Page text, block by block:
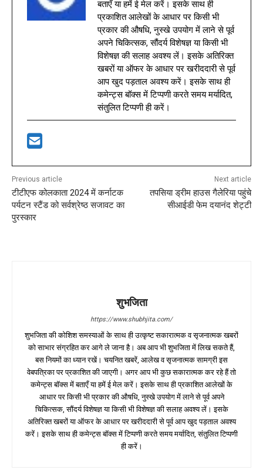
बताएँ या हमें ई मेल करें। इसके साथ ही
प्रकाशित आलेखों के आधार पर किसी भी
प्रकार की औषधि, नुस्खे उपयोग में लाने से पूर्व
अपने चिकित्सक, सौंदर्य विशेषज्ञ या किसी भी
विशेषज्ञ की सलाह अवश्य लें। इसके अतिरिक्त
खबरों या ऑफर के आधार पर खरीददारी से पूर्व
आप खुद पड़ताल अवश्य करें। इसके साथ ही
कमेन्ट्स बॉक्स में टिप्पणी करते समय मर्यादित,
संतुलित टिप्पणी ही करें।
Previous article
टीटीएफ कोलकाता 2024 में कर्नाटक
पर्यटन स्टैंड को सर्वश्रेष्ठ सजावट का
पुरस्कार
Next article
तपसिया ड्रीम हाउस गैलेरिया पहुंचे
सीआईडी फेम दयानंद शेट्टी
शुभजिता
https://www.shubhjita.com/
शुभजिता की कोशिश समस्याओं के साथ ही उत्कृष्ट सकारात्मक व सृजनात्मक खबरों
को साभार संग्रहित कर आगे ले जाना है। अब आप भी शुभजिता में लिख सकते हैं,
बस नियमों का ध्यान रखें। चयनित खबरें, आलेख व सृजनात्मक सामग्री इस
वेबपत्रिका पर प्रकाशित की जाएगी। अगर आप भी कुछ सकारात्मक कर रहे हैं तो
कमेन्ट्स बॉक्स में बताएँ या हमें ई मेल करें। इसके साथ ही प्रकाशित आलेखों के
आधार पर किसी भी प्रकार की औषधि, नुस्खे उपयोग में लाने से पूर्व अपने
चिकित्सक, सौंदर्य विशेषज्ञ या किसी भी विशेषज्ञ की सलाह अवश्य लें। इसके
अतिरिक्त खबरों या ऑफर के आधार पर खरीददारी से पूर्व आप खुद पड़ताल अवश्य
करें। इसके साथ ही कमेन्ट्स बॉक्स में टिप्पणी करते समय मर्यादित, संतुलित टिप्पणी
ही करें।